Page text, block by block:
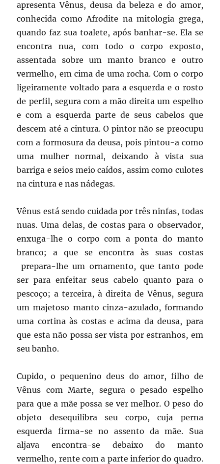
apresenta Vênus, deusa da beleza e do amor,
conhecida como Afrodite na mitologia grega,
quando faz sua toalete, após banhar-se. Ela se
encontra nua, com todo o corpo exposto,
assentada sobre um manto branco e outro
vermelho, em cima de uma rocha. Com o corpo
ligeiramente voltado para a esquerda e o rosto
de perfil, segura com a mão direita um espelho
e com a esquerda parte de seus cabelos que
descem até a cintura. O pintor não se preocupu
com a formosura da deusa, pois pintou-a como
uma mulher normal, deixando à vista sua
barriga e seios meio caídos, assim como culotes
na cintura e nas nádegas.
Vênus está sendo cuidada por três ninfas, todas
nuas. Uma delas, de costas para o observador,
enxuga-lhe o corpo com a ponta do manto
branco; a que se encontra às suas costas
prepara-lhe um ornamento, que tanto pode
ser para enfeitar seus cabelo quanto para o
pescoço; a terceira, à direita de Vênus, segura
um majetoso manto cinza-azulado, formando
uma cortina às costas e acima da deusa, para
que esta não possa ser vista por estranhos, em
seu banho.
Cupido, o pequenino deus do amor, filho de
Vênus com Marte, segura o pesado espelho
para que a mãe possa se ver melhor. O peso do
objeto desequilibra seu corpo, cuja perna
esquerda firma-se no assento da mãe. Sua
aljava encontra-se debaixo do manto
vermelho, rente com a parte inferior do quadro.